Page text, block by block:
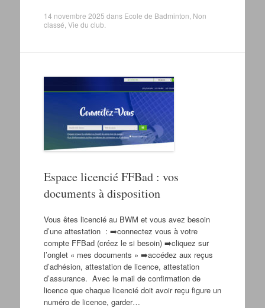
14 novembre 2025 dans Ecole de Badminton Non
classé Vie du club
Espace licencié FFBad : vos
documents à disposition
Vous êtes licencié au BWM et vous avez besoin
d’une attestation : ➡️connectez vous à votre
compte FFBad (créez le si besoin) ➡️cliquez sur
l’onglet « mes documents » ➡️accédez aux reçus
d’adhésion, attestation de licence, attestation
d’assurance. Avec le mail de confirmation de
licence que chaque licencié doit avoir reçu figure un
numéro de licence, garder…